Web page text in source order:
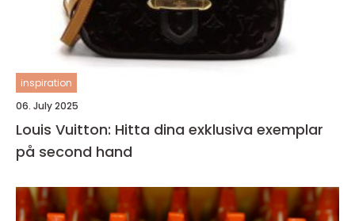
inspiration
06. July 2025
Louis Vuitton: Hitta dina exklusiva exemplar
på second hand